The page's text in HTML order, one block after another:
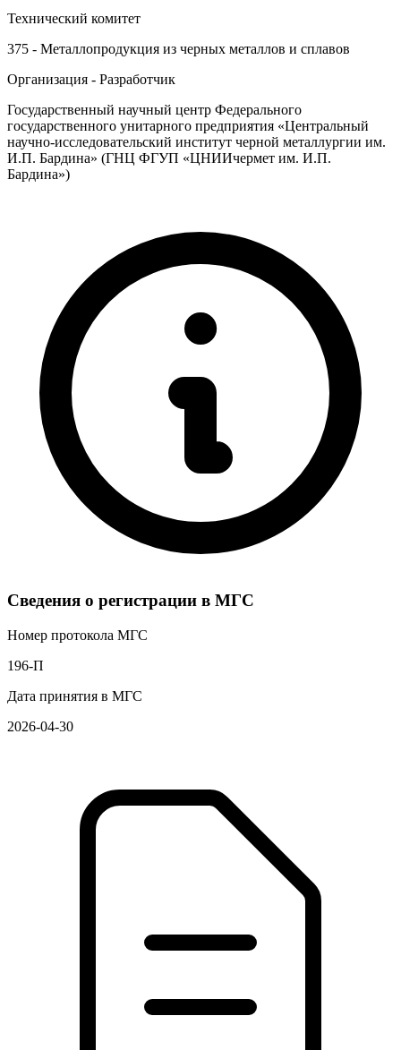
Технический комитет
375 - Металлопродукция из черных металлов и сплавов
Организация - Разработчик
Государственный научный центр Федерального
государственного унитарного предприятия «Центральный
научно-исследовательский институт черной металлургии им.
И.П. Бардина» (ГНЦ ФГУП «ЦНИИчермет им. И.П.
Бардина»)
Сведения о регистрации в МГС
Номер протокола МГС
196-П
Дата принятия в МГС
2026-04-30